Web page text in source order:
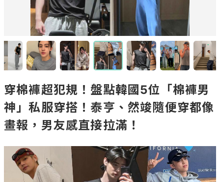
穿棉褲超犯規！盤點韓國5位「棉褲男
神」私服穿搭！泰亨、然竣隨便穿都像
畫報，男友感直接拉滿！